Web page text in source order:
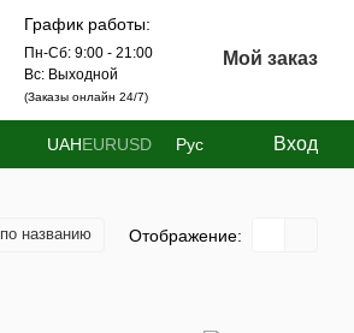
График работы:
Пн-Сб: 9:00 - 21:00
Вс: Выходной
(Заказы онлайн 24/7)
Мой заказ
UAHEURUSD Рус Вход
по названию Отображение: